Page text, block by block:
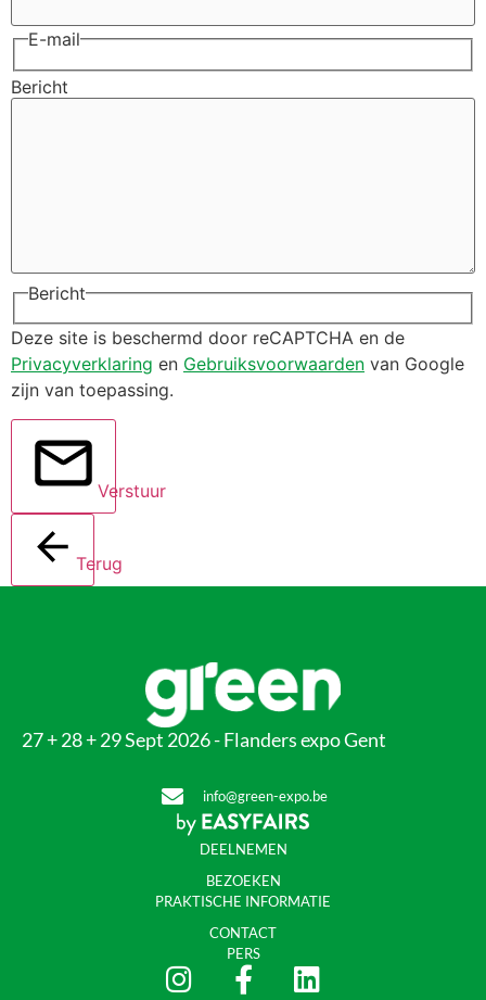
E-mail
Bericht
Bericht
Deze site is beschermd door reCAPTCHA en de
Privacyverklaring en Gebruiksvoorwaarden van Google
zijn van toepassing.
Verstuur
Terug
27 + 28 + 29 Sept 2026 - Flanders expo Gent
info@green-expo.be
DEELNEMEN
BEZOEKEN
PRAKTISCHE INFORMATIE
CONTACT
PERS